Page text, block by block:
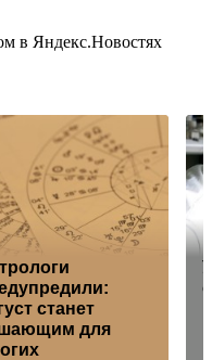
в Яндекс.Новостях
станет
для